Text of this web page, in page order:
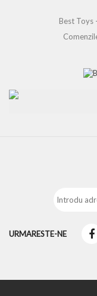
Best Toys
URMARESTE-NE